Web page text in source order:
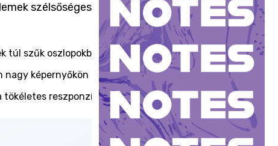
szélsőséges
szűk oszlopokba.
képernyőkön is.
tökéletes reszponzív hatásért.